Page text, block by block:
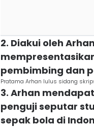
2. Diakui oleh
pembimbing dan
Pratama Arhan lulus sidang
3. Arhan
penguji seputar
sepak bola di